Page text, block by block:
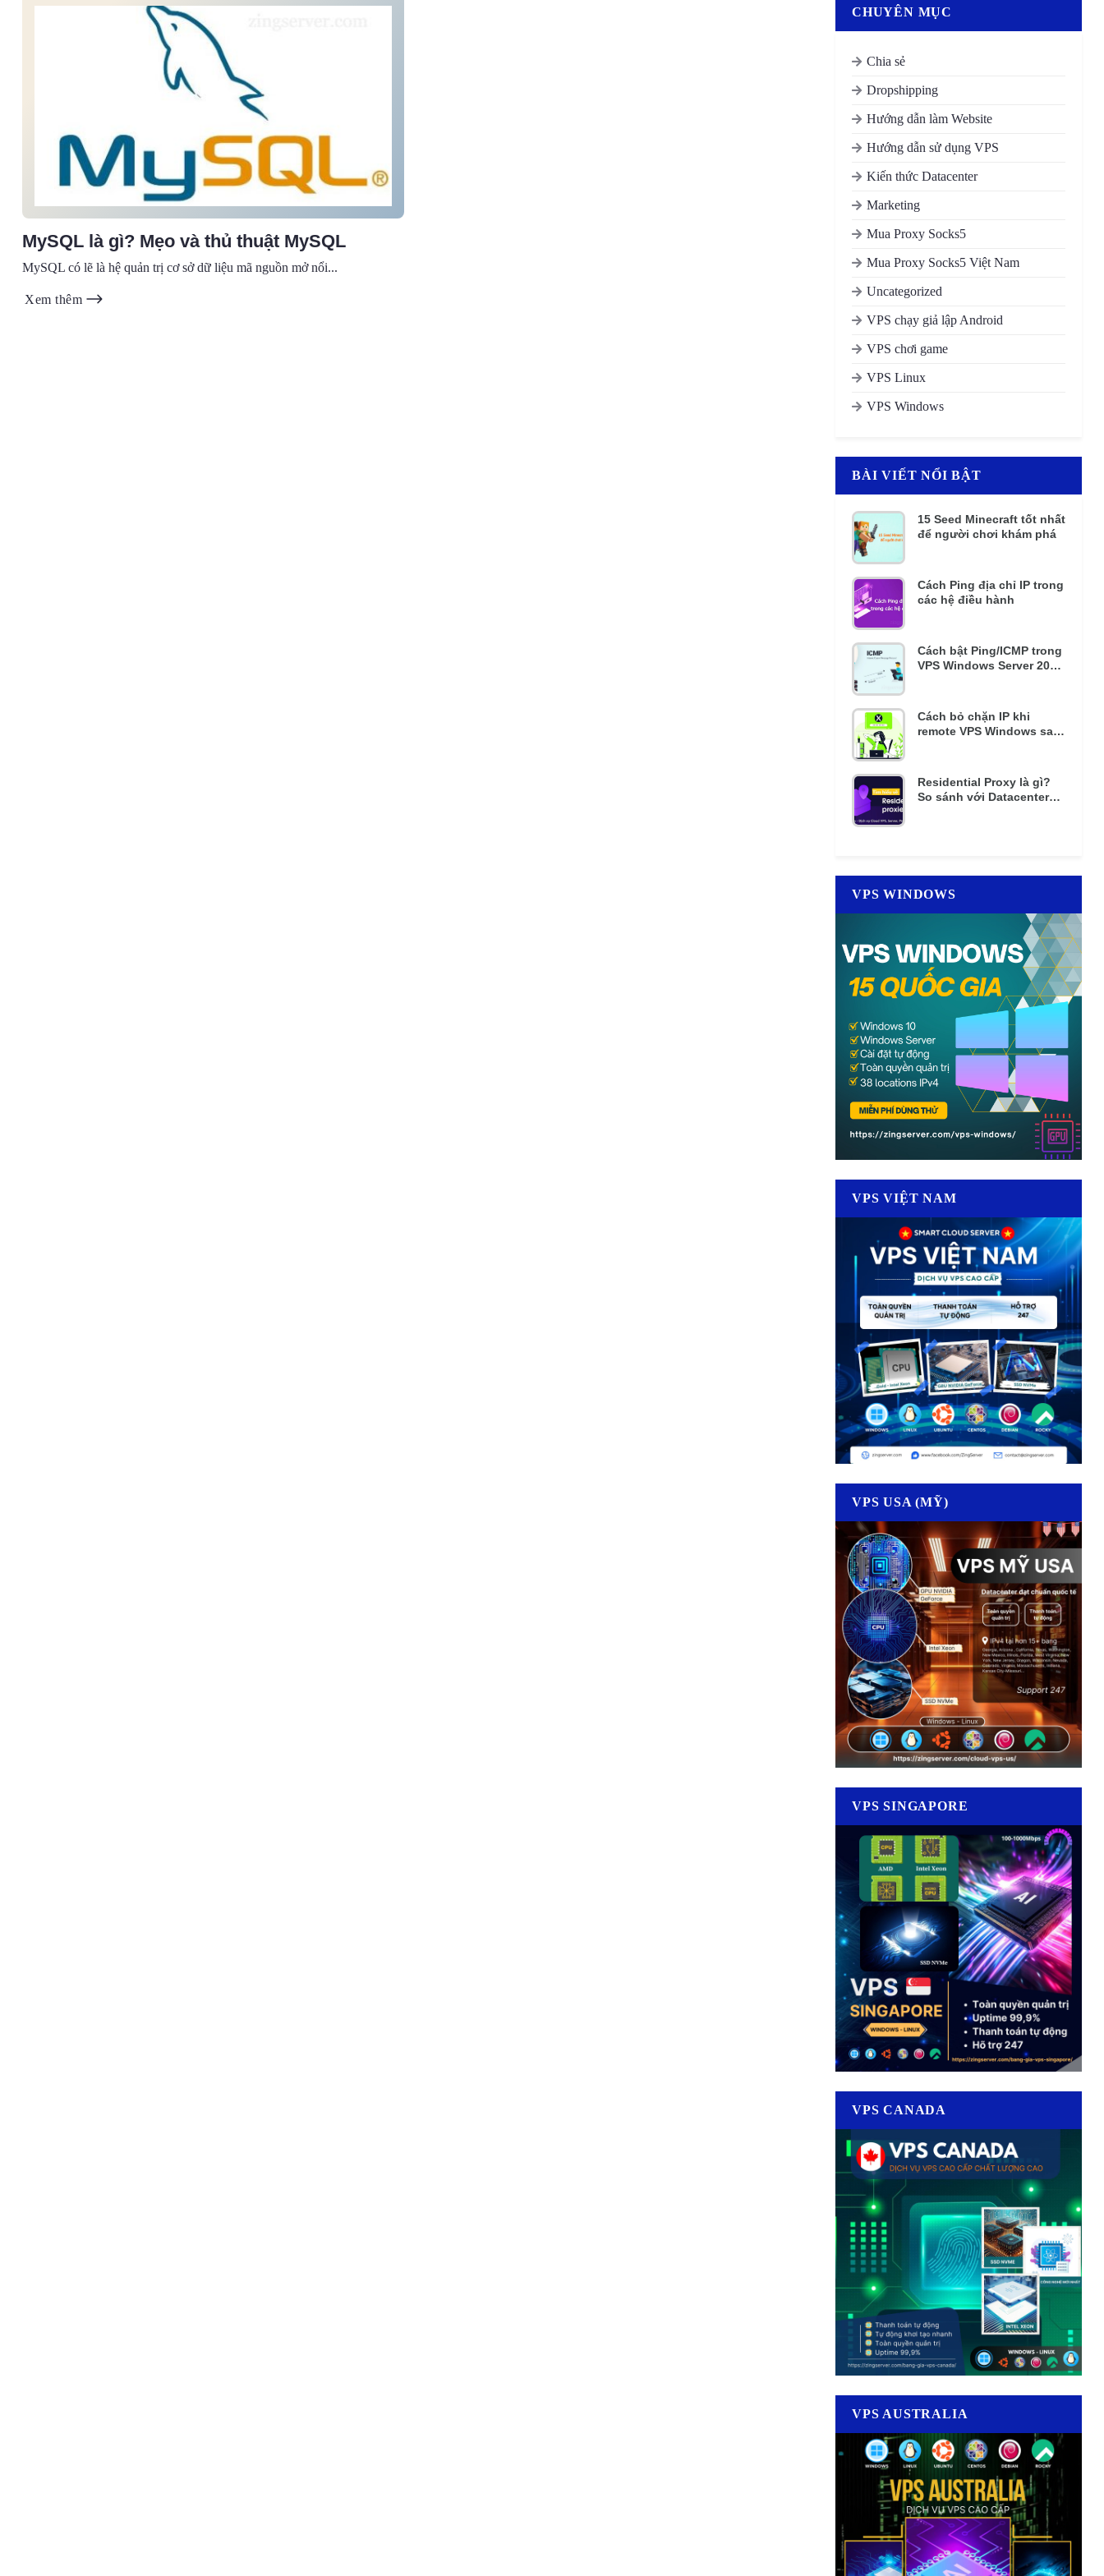
MySQL là gì? Mẹo và thủ thuật MySQL
MySQL có lẽ là hệ quản trị cơ sở dữ liệu mã nguồn mở nổi...
Xem thêm
CHUYÊN MỤC
Chia sẻ
Dropshipping
Hướng dẫn làm Website
Hướng dẫn sử dụng VPS
Kiến thức Datacenter
Marketing
Mua Proxy Socks5
Mua Proxy Socks5 Việt Nam
Uncategorized
VPS chạy giả lập Android
VPS chơi game
VPS Linux
VPS Windows
BÀI VIẾT NỔI BẬT
15 Seed Minecraft tốt nhất
để người chơi khám phá
Cách Ping địa chỉ IP trong
các hệ điều hành
Cách bật Ping/ICMP trong
VPS Windows Server 2016
Cách bỏ chặn IP khi
remote VPS Windows sai
Residential Proxy là gì?
So sánh với Datacenter
VPS WINDOWS
VPS VIỆT NAM
VPS USA (MỸ)
VPS SINGAPORE
VPS CANADA
VPS AUSTRALIA